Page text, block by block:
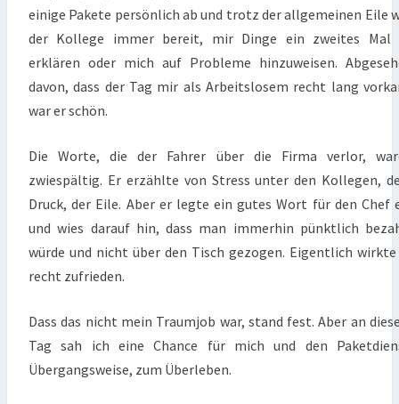
einige Pakete persönlich ab und trotz der allgemeinen Eile
der Kollege immer bereit, mir Dinge ein zweites Mal
erklären oder mich auf Probleme hinzuweisen.
davon, dass der Tag mir als Arbeitslosem recht lang
war er schön.
Die Worte, die der Fahrer über die Firma verlor,
zwiespältig. Er erzählte von Stress unter den Kollegen,
Druck, der Eile. Aber er legte ein gutes Wort für den Chef
und wies darauf hin, dass man immerhin pünktlich
würde und nicht über den Tisch gezogen. Eigentlich
recht zufrieden.
Dass das nicht mein Traumjob war, stand fest. Aber an
Tag sah ich eine Chance für mich und den
Übergangsweise, zum Überleben.